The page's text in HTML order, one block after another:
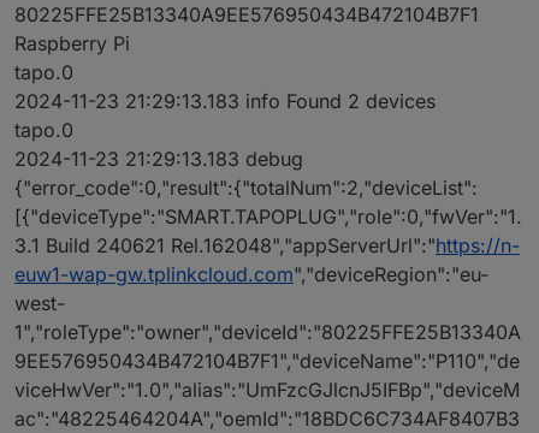
80225FFE25B13340A9EE576950434B472104B7F1
Raspberry Pi
tapo.0
2024-11-23 21:29:13.183 info Found 2 devices
tapo.0
2024-11-23 21:29:13.183 debug
{"error_code":0,"result":{"totalNum":2,"deviceList":
[{"deviceType":"SMART.TAPOPLUG","role":0,"fwVer":"1.
3.1 Build 240621 Rel.162048","appServerUrl":"https://n-
euw1-wap-gw.tplinkcloud.com","deviceRegion":"eu-
west-
1","roleType":"owner","deviceId":"80225FFE25B13340A
9EE576950434B472104B7F1","deviceName":"P110","de
viceHwVer":"1.0","alias":"UmFzcGJlcnJ5IFBp","deviceM
ac":"48225464204A","oemId":"18BDC6C734AF8407B3